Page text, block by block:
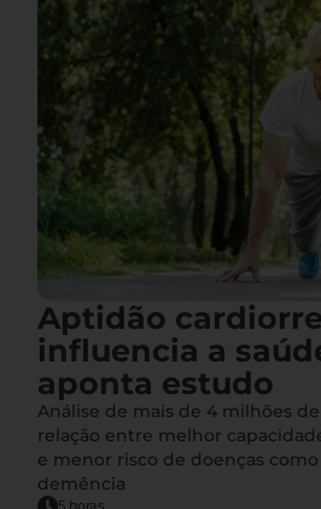
Aptidão
influencia a
aponta estudo
Análise de mais de 4 milhões
relação entre melhor
e menor risco de doenças
demência
5 horas